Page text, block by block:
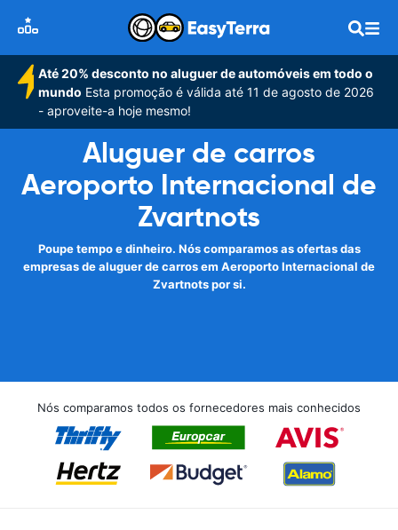
Até 20% desconto no aluguer de automóveis em todo o
mundo Esta promoção é válida até 11 de agosto de 2026
- aproveite-a hoje mesmo!
Aluguer de carros
Aeroporto Internacional de
Zvartnots
Poupe tempo e dinheiro. Nós comparamos as ofertas das
empresas de aluguer de carros em Aeroporto Internacional de
Zvartnots por si.
Nós comparamos todos os fornecedores mais conhecidos